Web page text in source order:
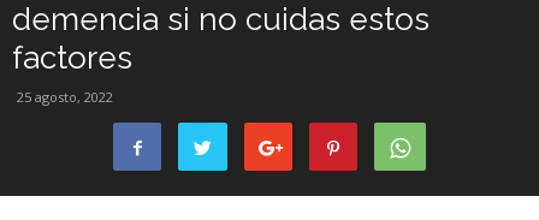
demencia si no cuidas estos
factores
25 agosto, 2022